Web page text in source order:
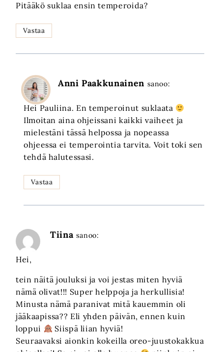
Pitääkö suklaa ensin temperoida?
Vastaa
Anni Paakkunainen sanoo:
Hei Pauliina. En temperoinut suklaata
Ilmoitan aina ohjeissani kaikki vaiheet ja
mielestäni tässä helpossa ja nopeassa
ohjeessa ei temperointia tarvita. Voit toki sen
tehdä halutessasi.
Vastaa
Tiina sanoo:
Hei,
tein näitä jouluksi ja voi jestas miten hyviä
nämä olivat!!! Super helppoja ja herkullisia!
Minusta nämä paranivat mitä kauemmin oli
jääkaapissa?? Eli yhden päivän, ennen kuin
loppui
Siispä liian hyviä!
Seuraavaksi aionkin kokeilla oreo-juustokakkua